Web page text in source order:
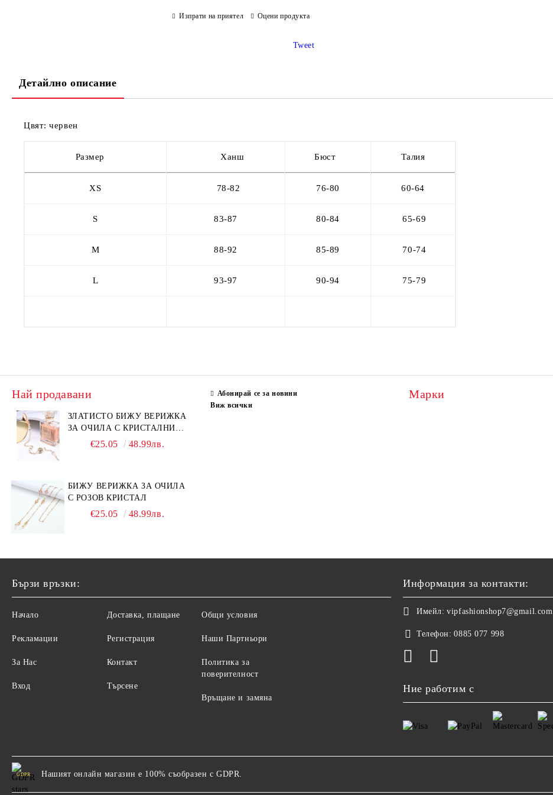
Изпрати на приятел Оцени продукта
Tweet
Детайлно описание
Цвят: червен
Размер
XS
Ханш
78-82
Бюст
76-80
Талия
60-64
S 83-87 80-84 65-69
M 88-92 85-89 70-74
L 93-97 90-94 75-79
Най продавани
ЗЛАТИСТО БИЖУ ВЕРИЖКА
ЗА ОЧИЛА С КРИСТАЛНИ
КАМЪНИ И ПЕРЛИ
€25.05 48.99лв.
БИЖУ ВЕРИЖКА ЗА ОЧИЛА
С РОЗОВ КРИСТАЛ
€25.05 48.99лв.
Абонирай се за новини
Виж всички
Марки
Бързи връзки:
Начало
Рекламации
За Нас
Вход
Доставка, плащане
Регистрация
Контакт
Търсене
Общи условия
Наши Партньори
Политика за
поверителност
Връщане и замяна
Информация за контакти:
Имейл: vipfashionshop7@gmail.com
Телефон: 0885 077 998
Ние работим с
GDPR Нашият онлайн магазин е 100% съобразен с GDPR.